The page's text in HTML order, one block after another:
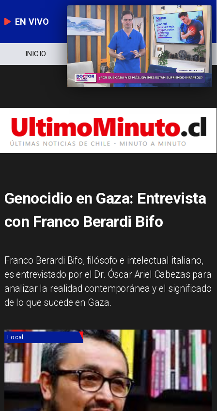
EN VIVO
NOTICIERO POLÍTICA ECONOMÍA
Genocidio en Gaza: Entrevista
con Franco Berardi Bifo
Franco Berardi Bifo, filósofo e intelectual italiano,
es entrevistado por el Dr. Óscar Ariel Cabezas para
analizar la realidad contemporánea y el significado
de lo que sucede en Gaza.
Local